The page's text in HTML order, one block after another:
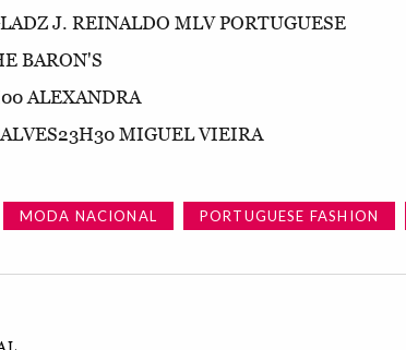
J. REINALDO MLV PORTUGUESE
BARON'S
ALEXANDRA
MIGUEL VIEIRA
MODA NACIONAL PORTUGUESE FASHION